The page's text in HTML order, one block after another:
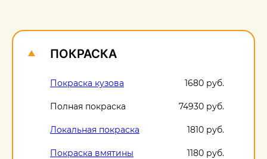
ПОКРАСКА
Покраска кузова 1680 руб.
Полная покраска 74930 руб.
Локальная покраска 1810 руб.
Покраска вмятины 1180 руб.